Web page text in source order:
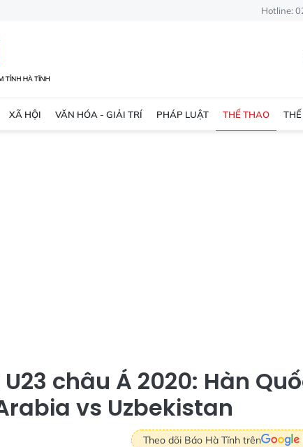
Hotline:
XÃ HỘI VĂN HÓA - GIẢI TRÍ PHÁP LUẬT THỂ THAO
châu Á 2020: Hàn
vs Uzbekistan
Theo dõi Báo Hà Tĩnh trên